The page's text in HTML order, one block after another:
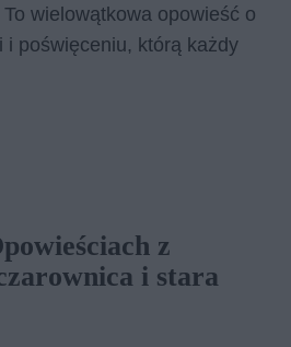
wielowątkowa opowieść o
i poświęceniu, którą każdy
z
i stara